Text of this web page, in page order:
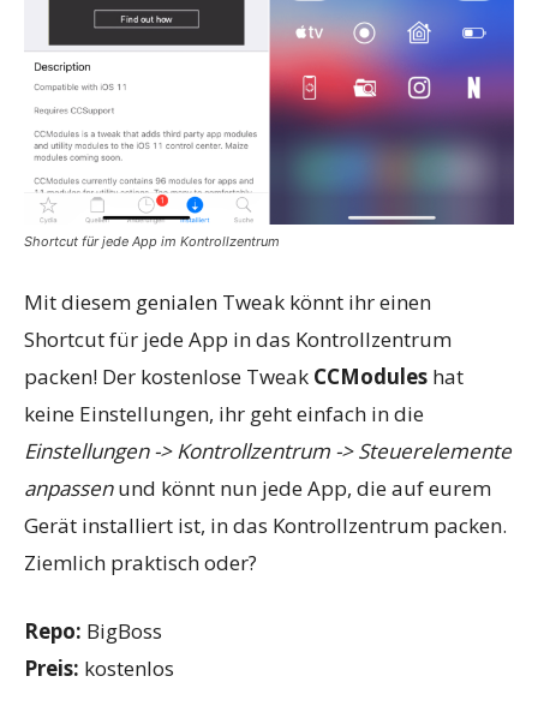
Shortcut für jede App im Kontrollzentrum
Mit diesem genialen Tweak könnt ihr einen
Shortcut für jede App in das Kontrollzentrum
packen! Der kostenlose Tweak CCModules hat
keine Einstellungen, ihr geht einfach in die
Einstellungen -> Kontrollzentrum -> Steuerelemente
anpassenund könnt nun jede App, die auf eurem
Gerät installiert ist, in das Kontrollzentrum packen.
Ziemlich praktisch oder?
Repo: BigBoss
Preis: kostenlos